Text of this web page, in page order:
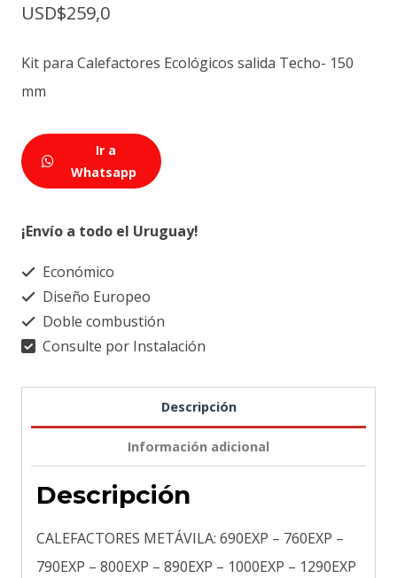
USD$259,0
Kit para Calefactores Ecológicos salida Techo- 150
mm
Ir a
Whatsapp
¡Envío a todo el Uruguay!
Económico
Diseño Europeo
Doble combustión
Consulte por Instalación
Descripción
Información adicional
Descripción
CALEFACTORES METÁVILA: 690EXP – 760EXP –
790EXP – 800EXP – 890EXP – 1000EXP – 1290EXP